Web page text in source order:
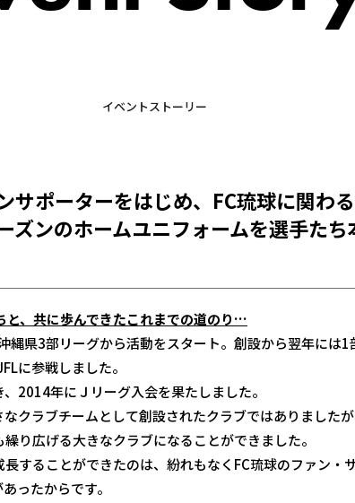
イベントストーリー
サポーターをはじめ、FC琉球に関わ
ズンのホームユニフォームを選手た
と、共に歩んできたこれまでの道のり…
縄県3部リーグから活動をスタート。創設から翌年には
に参戦しました。
2014年にＪリーグ入会を果たしました。
クラブチームとして創設されたクラブではありました
り広げる大きなクラブになることができました。
することができたのは、紛れもなくFC琉球のファン・
ったからです。